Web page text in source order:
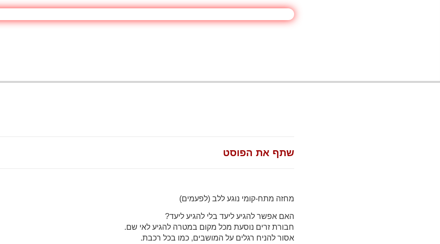
שתף את הפוסט
מחזה מתח-קומי נוגע ללב (לפעמים)
האם אפשר להגיע ליעד בלי להגיע ליעד?
חבורת זרים נוסעת מכל מקום במטרה להגיע לאי שם.
אסור להניח רגלים על המושבים, כמו בכל רכבת.